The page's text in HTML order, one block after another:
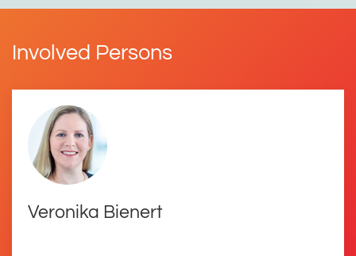
Involved Persons
Veronika Bienert